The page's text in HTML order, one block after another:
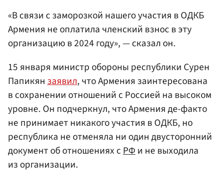
«В связи с заморозкой нашего участия в ОДКБ
Армения не оплатила членский взнос в эту
организацию в 2024 году», — сказал он.
15 января министр обороны республики Сурен
Папикян заявил, что Армения заинтересована
в сохранении отношений с Россией на высоком
уровне. Он подчеркнул, что Армения де-факто
не принимает никакого участия в ОДКБ, но
республика не отменяла ни один двусторонний
документ об отношениях с РФи не выходила
из организации.